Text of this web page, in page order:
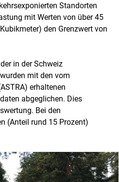
Standorten
mit Werten von über 45
den Grenzwert von
in der Schweiz
mit den vom
erhaltenen
abgeglichen. Dies
Bei den
(Anteil rund 15 Prozent)